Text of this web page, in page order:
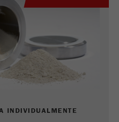
INDIVIDUALMENTE